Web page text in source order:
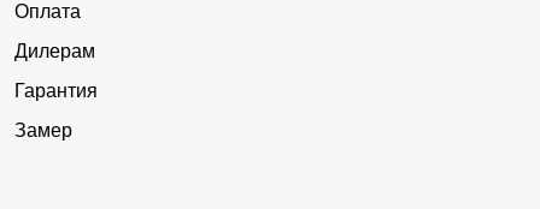
Оплата
Дилерам
Гарантия
Замер